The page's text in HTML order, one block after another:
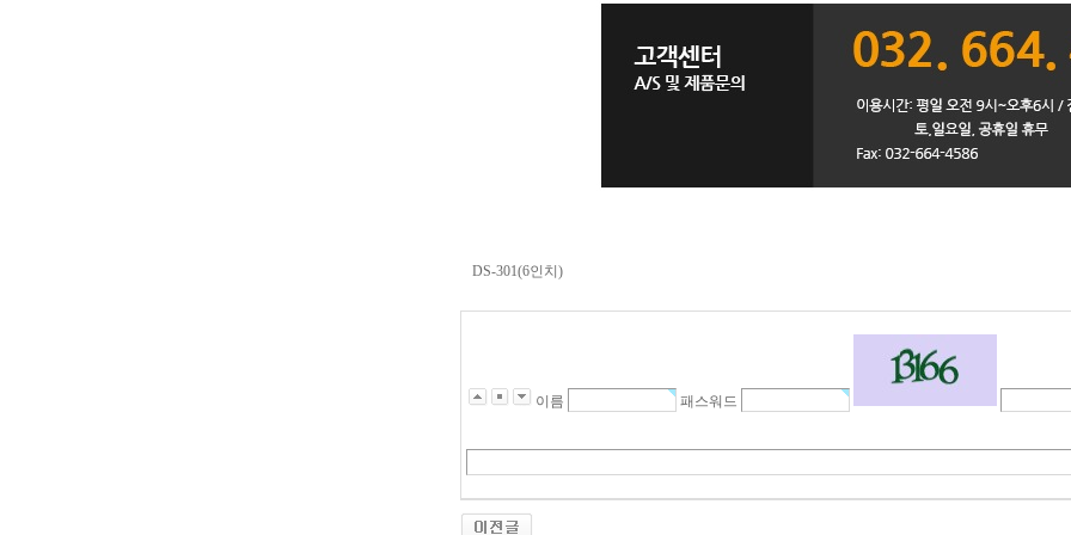
DS-301(6인치)
이름 패스워드